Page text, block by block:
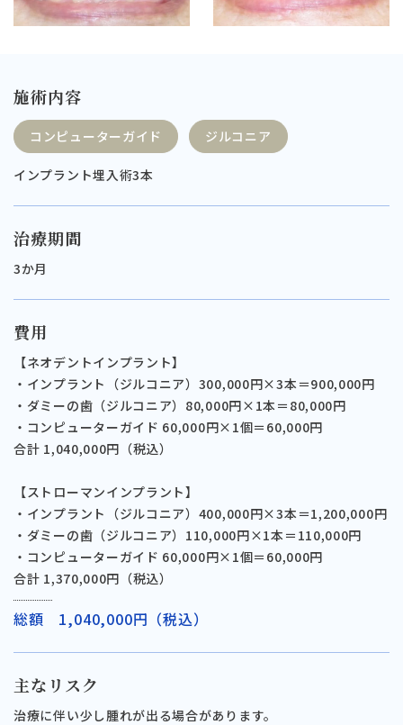
施術内容
コンピューターガイド ジルコニア
インプラント埋入術3本
治療期間
3か月
費用
【ネオデントインプラント】
・インプラント（ジルコニア）300,000円×3本＝900,000円
・ダミーの歯（ジルコニア）80,000円×1本＝80,000円
・コンピューターガイド 60,000円×1個＝60,000円
合計 1,040,000円（税込）
【ストローマンインプラント】
・インプラント（ジルコニア）400,000円×3本＝1,200,000円
・ダミーの歯（ジルコニア）110,000円×1本＝110,000円
・コンピューターガイド 60,000円×1個＝60,000円
合計 1,370,000円（税込）
総額 1,040,000円（税込）
主なリスク
治療に伴い少し腫れが出る場合があります。